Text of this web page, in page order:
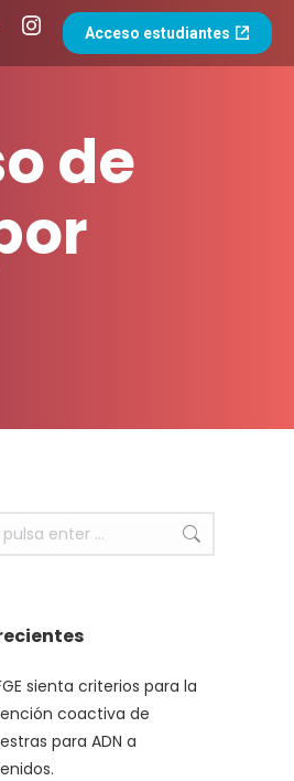
Acceso estudiantes
de
sienta criterios para la
coactiva de
para ADN a